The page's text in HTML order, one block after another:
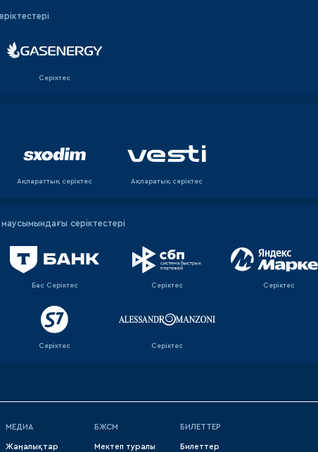
Серіктес
Ақпараттық серіктес Ақпаратық серiктес
серіктестері
Бас Серіктес Серіктес Серіктес
Серіктес Серіктес
МЕДИА
Жаңалықтар
БЖСМ
Мектеп туралы
БИЛЕТТЕР
Билеттер